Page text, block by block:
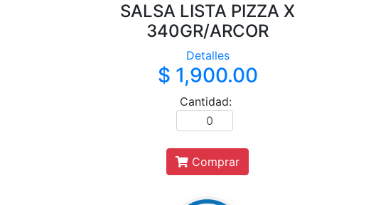
SALSA LISTA PIZZA X
340GR/ARCOR
Detalles
$ 1,900.00
Cantidad:
Comprar